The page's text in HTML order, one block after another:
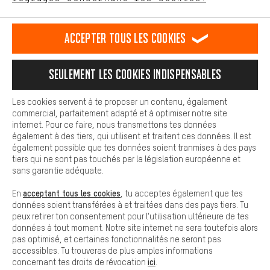
RÉSILIER LE CONTRAT Communauté d'Aix-la-Chapelle
Programme d'affiliation Mentions Légales Protection des données
Conditions générales de vente Plateforme d'Alerte
Reprise des batteries Corepile Paramètres de cookies
Modifier le contraste
Tous les prix s'entendent en euros (MwSt hors) plus les
frais de portpour la livraison versÉtats-Unis.
est plus confortable. Avec les cookies de confort, nous
Nous pouvons ainsi mettre à ta disposition d'autres contenus et
informations utiles. De plus, tu as la possibilité d'utiliser des
facilement les bons produits. Par exemple, nous proposons une
facilement aux questions.
Cookies de base
Les cookies de base garantissent que tu puisses utiliser les
fonctions de notre site web.
Accepter tous les cookies
Seulement les cookies indispensables
Les cookies servent à te proposer un contenu, également
commercial, parfaitement adapté et à optimiser notre site
internet. Pour ce faire, nous transmettons tes données
également à des tiers, qui utilisent et traitent ces données. Il est
également possible que tes données soient tranmises à des pays
tiers qui ne sont pas touchés par la législation européenne et
sans garantie adéquate.
En acceptant tous les cookies , tu acceptes également que tes
données soient transférées à et traitées dans des pays tiers. Tu
peux retirer ton consentement pour l'utilisation ultérieure de tes
données à tout moment. Notre site internet ne sera toutefois alors
pas optimisé, et certaines fonctionnalités ne seront pas
accessibles. Tu trouveras de plus amples informations
concernant tes droits de révocation ici